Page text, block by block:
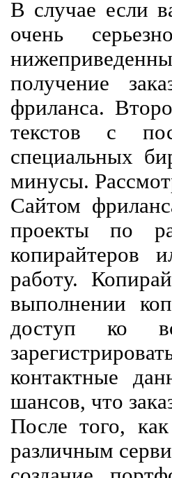
В случае если
очень
получение
фриланса.
текстов с
специальных
минусы.
Сайтом
проекты по
копирайтеров
работу.
выполнении
доступ ко
контактные
шансов, что
После того,
различным